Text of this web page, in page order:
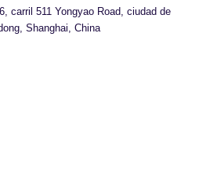
carril 511 Yongyao Road, ciudad de
Shanghai, China